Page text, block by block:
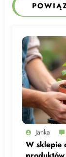
Janka
W sklepie